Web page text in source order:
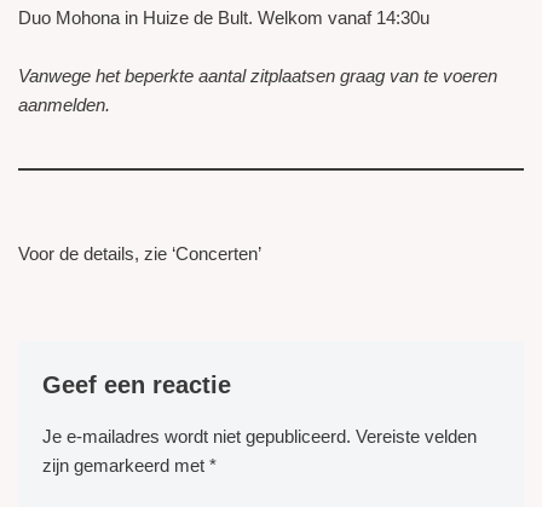
Duo Mohona in Huize de Bult. Welkom vanaf 14:30u
Vanwege het beperkte aantal zitplaatsen graag van te voeren
aanmelden.
Voor de details, zie ‘Concerten’
Geef een reactie
Je e-mailadres wordt niet gepubliceerd. Vereiste velden
zijn gemarkeerd met *